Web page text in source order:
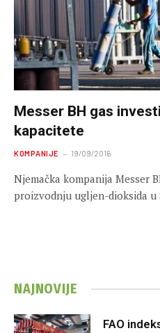
Messer BH gas
kapacitete
KOMPANIJE 19/09/2016
Njemačka kompanija Messer
proizvodnju ugljen-dioksida
NAJNOVIJE
FAO